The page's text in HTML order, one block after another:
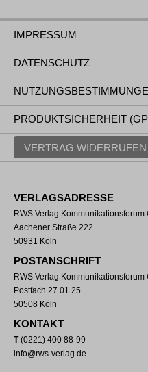
IMPRESSUM
DATENSCHUTZ
PRODUKTSICHERHEIT
VERTRAG WIDERRUFEN
VERLAGSADRESSE
RWS Verlag Kommunikationsforum
Aachener Straße 222
50931 Köln
POSTANSCHRIFT
RWS Verlag Kommunikationsforum
Postfach 27 01 25
50508 Köln
KONTAKT
T(0221) 400 88-99
info@rws-verlag.de